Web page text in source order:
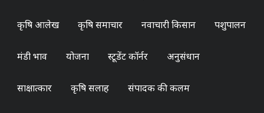
कृषि आलेख कृषि समाचार नवाचारी किसान पशुपालन
मंडी भाव योजना स्टूडेंट कॉर्नर अनुसंधान
साक्षात्कार कृषि सलाह संपादक की कलम